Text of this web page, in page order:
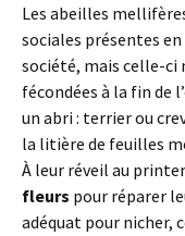
Les abeilles
sociales présentes
société, mais celle-ci
fécondées à la fin de
un abri : terrier ou
la litière de feuilles
À leur réveil au
fleurs pour réparer
adéquat pour nicher,